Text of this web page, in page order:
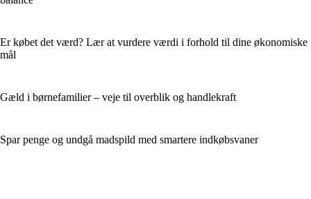
Er købet det værd? Lær at vurdere værdi i forhold til dine økonomiske
mål
Gæld i børnefamilier – veje til overblik og handlekraft
Spar penge og undgå madspild med smartere indkøbsvaner